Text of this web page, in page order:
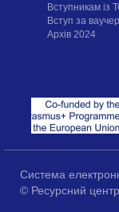
Вступникам із
Вступ за
Архів 2024
Система
© Ресурсний